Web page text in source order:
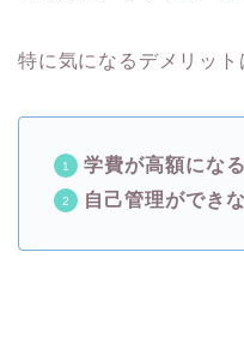
特に気になるデメリット
学費が高額になる
自己管理ができ